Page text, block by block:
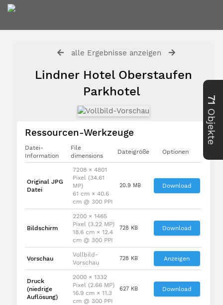
alle Ergebnisse anzeigen
Lindner Hotel Oberstaufen
Parkhotel
Ressourcen-Werkzeuge
Datei-
Information
File
dimensions
Dateigröße Optionen
Original JPG
Datei
7208 × 4801
Pixel (34.61
MP)
61 cm × 40.6
cm @ 300 PPI
20.9 MB Download
Bildschirm
2200 × 1465
Pixel (3.22 MP)
18.6 cm × 12.4
cm @ 300 PPI
728 KB Download
Vorschau
Vollbild-
Vorschau
728 KB Anzeigen
Druck
(niedrige
Auflösung)
2000 × 1332
Pixel (2.66 MP)
16.9 cm × 11.3
cm @ 300 PPI
627 KB Download
71
Objekte